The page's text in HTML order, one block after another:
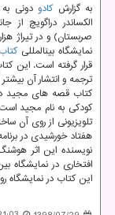
به گزارش كادودونی به
الكساندر دراگویچ از
صربستان) و در تیراژ هزار جلد
نمایشگاه بین‏المللی كتاب
ترجمه و انتشار آن
كتاب قصه های مجید
كودكی به نام مجید
تلویزیونی از روی آن
هفتاد خورشیدی در
نویسنده این اثر
افتخاری در نمایشگاه
این كتاب در نمایشگاه